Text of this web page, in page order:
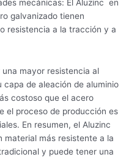
mecánicas: El Aluzinc en
galvanizado tienen
resistencia a la tracción y a
mayor resistencia al
capa de aleación de aluminio
costoso que el acero
el proceso de producción es
En resumen, el Aluzinc
material más resistente a la
y puede tener una